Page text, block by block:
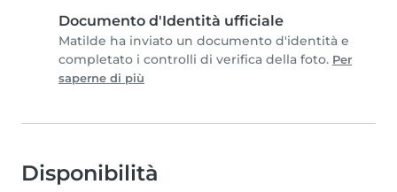
Documento d'Identità ufficiale
Matilde ha inviato un documento d'identità e
completato i controlli di verifica della foto. Per
saperne di più
Disponibilità